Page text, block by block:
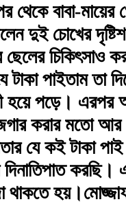
থেকে বাবা-
দুই চোখের
চিকিৎসাও
টাকা পাইতাম
হয়ে পড়ে। এরপর
করার মতো
যে কই টাকা
দিনাতিপাত
থাকতে